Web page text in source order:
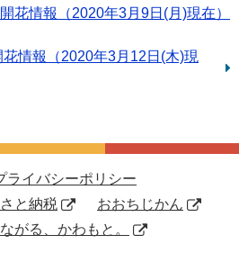
花情報（2020年3月9日(月)現在）
花情報（2020年3月12日(木)現
ライバシーポリシー
と納税
おおちじかん
がる、かわもと。